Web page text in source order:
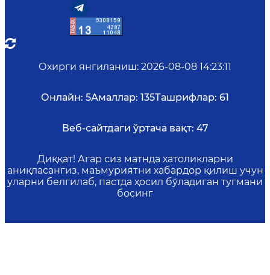
Охирги янгиланиш: 2026-08-08 14:23:11
Онлайн: 5Амаллар: 135Ташрифлар: 61
Веб-сайтдаги ўртача вақт: 47
Диққат! Агар сиз матнда хатоликларни
аниқласангиз, маъмуриятни хабардор қилиш учун
уларни белгилаб, пастда ҳосил бўладиган тугмани
босинг